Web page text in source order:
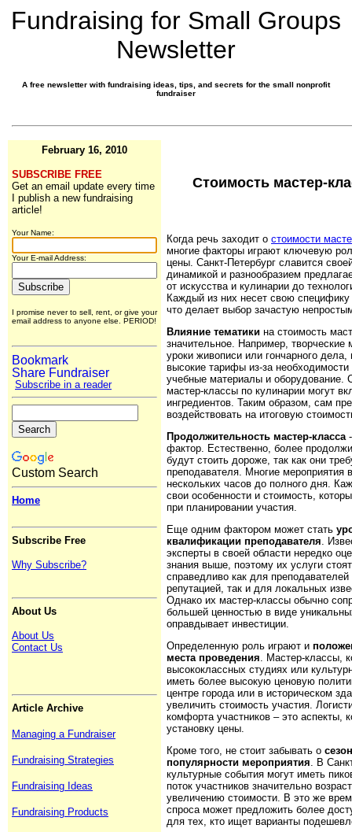
Fundraising for Small Groups
Newsletter
A free newsletter with fundraising ideas, tips, and secrets for the small nonprofit
fundraiser
February 16, 2010
SUBSCRIBE FREE
Get an email update every time
I publish a new fundraising
article!
Your Name:
Your E-mail Address:
I promise never to sell, rent, or give your
email address to anyone else. PERIOD!
Subscribe in a reader
Custom Search
Home
Subscribe Free
Why Subscribe?
About Us
About Us
Contact Us
Article Archive
Managing a Fundraiser
Fundraising Strategies
Fundraising Ideas
Fundraising Products
Стоимость мастер-
Когда речь заходит о стоимости
многие факторы играют ключевую
цены. Санкт-Петербург славится
динамикой и разнообразием
от искусства и кулинарии до
Каждый из них несет свою
что делает выбор зачастую
Влияние тематики на стоимость
значительное. Например, творческие
уроки живописи или гончарного дела,
высокие тарифы из-за необходимости
учебные материалы и оборудование.
мастер-классы по кулинарии могут
ингредиентов. Таким образом, сам
воздействовать на итоговую
Продолжительность мастер-класса
фактор. Естественно, более
будут стоить дороже, так как они
преподавателя. Многие мероприятия
нескольких часов до полного дня.
свои особенности и стоимость,
при планировании участия.
Еще одним фактором может стать
квалификации преподавателя .
эксперты в своей области нередко
знания выше, поэтому их услуги
справедливо как для
репутацией, так и для локальных
Однако их мастер-классы обычно
большей ценностью в виде
оправдывает инвестиции.
Определенную роль играют и
места проведения . Мастер-классы,
высококлассных студиях или
иметь более высокую ценовую
центре города или в историческом
увеличить стоимость участия.
комфорта участников – это аспекты,
установку цены.
Кроме того, не стоит забывать о
популярности мероприятия . В
культурные события могут иметь
поток участников значительно
увеличению стоимости. В это же
спроса может предложить более
для тех, кто ищет варианты